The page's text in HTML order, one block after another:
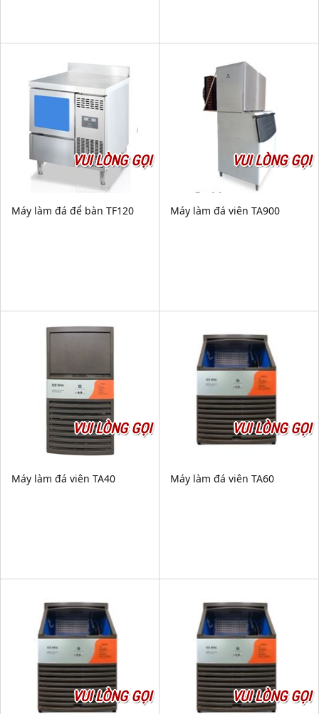
VUI LÒNG GỌI
Máy làm đá để bàn TF120
VUI LÒNG GỌI
Máy làm đá viên TA900
VUI LÒNG GỌI
Máy làm đá viên TA40
VUI LÒNG GỌI
Máy làm đá viên TA60
VUI LÒNG GỌI VUI LÒNG GỌI